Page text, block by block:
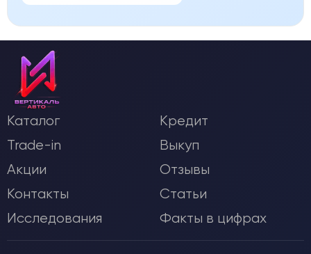
Каталог
Кредит
Trade-in
Выкуп
Акции
Отзывы
Контакты
Статьи
Исследования
Факты в цифрах